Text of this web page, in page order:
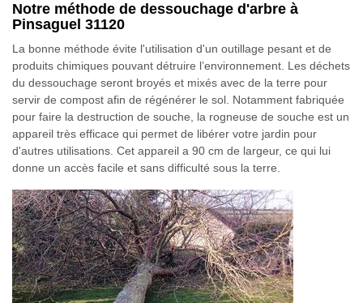
Notre méthode de dessouchage d'arbre à
Pinsaguel 31120
La bonne méthode évite l'utilisation d'un outillage pesant et de
produits chimiques pouvant détruire l’environnement. Les déchets
du dessouchage seront broyés et mixés avec de la terre pour
servir de compost afin de régénérer le sol. Notamment fabriquée
pour faire la destruction de souche, la rogneuse de souche est un
appareil très efficace qui permet de libérer votre jardin pour
d'autres utilisations. Cet appareil a 90 cm de largeur, ce qui lui
donne un accès facile et sans difficulté sous la terre.